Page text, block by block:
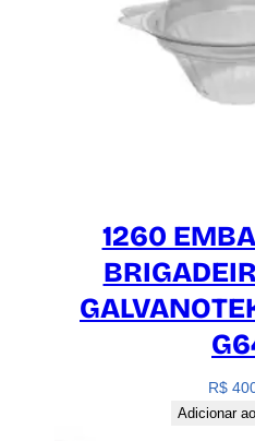
1260
R$
Adicionar